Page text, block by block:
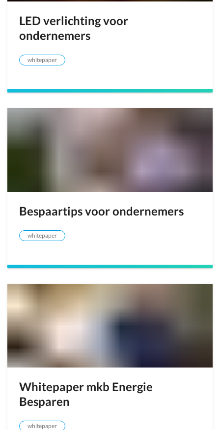
LED verlichting voor
ondernemers
whitepaper
Bespaartips voor ondernemers
whitepaper
Whitepaper mkb Energie
Besparen
whitepaper